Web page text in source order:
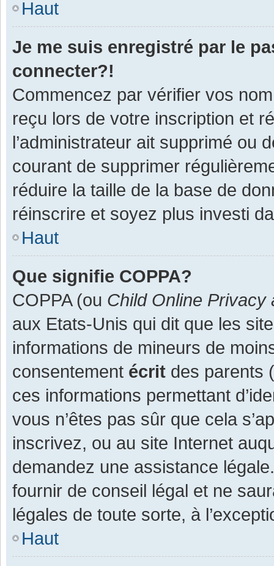
Haut
Je me suis enregistré par le
connecter?!
Commencez par vérifier vos
reçu lors de votre inscription et
l’administrateur ait supprimé ou
courant de supprimer
réduire la taille de la base de
réinscrire et soyez plus investi
Haut
Que signifie COPPA?
COPPA (ou Child Online Privacy
aux Etats-Unis qui dit que les
informations de mineurs de
consentement écrit des parents
ces informations permettant
vous n’êtes pas sûr que cela
inscrivez, ou au site Internet
demandez une assistance
fournir de conseil légal et ne
légales de toute sorte, à
Haut